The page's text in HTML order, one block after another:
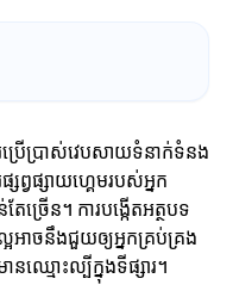
ប្រើប្រាស់វេបសាយទំនាក់ទំនង
សព្វផ្សាយហ្គេមរបស់អ្នក
ច្រើន។ ការបង្កើតអត្ថបទ
ាចនឹងជួយឲ្យអ្នកគ្រប់គ្រង
នឈ្មោះល្បីក្នុងទីផ្សារ។